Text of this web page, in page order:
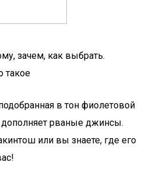
зачем, как выбрать.
такое
в тон фиолетовой
рваные джинсы.
или вы знаете, где его